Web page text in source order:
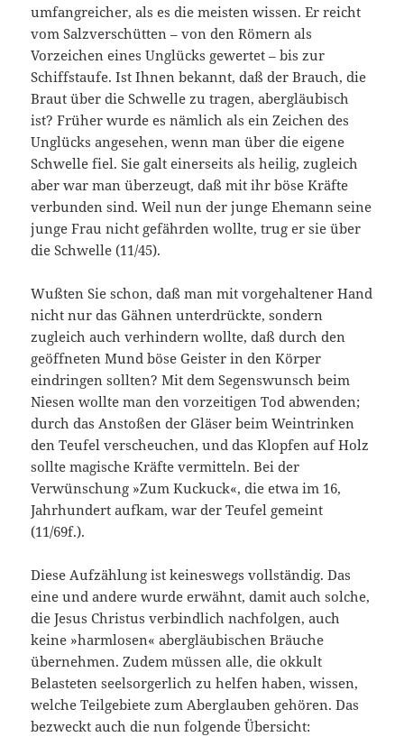
umfangreicher, als es die meisten wissen. Er reicht
vom Salzverschütten – von den Römern als
Vorzeichen eines Unglücks gewertet – bis zur
Schiffstaufe. Ist Ihnen bekannt, daß der Brauch, die
Braut über die Schwelle zu tragen, abergläubisch
ist? Früher wurde es nämlich als ein Zeichen des
Unglücks angesehen, wenn man über die eigene
Schwelle fiel. Sie galt einerseits als heilig, zugleich
aber war man überzeugt, daß mit ihr böse Kräfte
verbunden sind. Weil nun der junge Ehemann seine
junge Frau nicht gefährden wollte, trug er sie über
die Schwelle (11/45).
Wußten Sie schon, daß man mit vorgehaltener Hand
nicht nur das Gähnen unterdrückte, sondern
zugleich auch verhindern wollte, daß durch den
geöffneten Mund böse Geister in den Körper
eindringen sollten? Mit dem Segenswunsch beim
Niesen wollte man den vorzeitigen Tod abwenden;
durch das Anstoßen der Gläser beim Weintrinken
den Teufel verscheuchen, und das Klopfen auf Holz
sollte magische Kräfte vermitteln. Bei der
Verwünschung »Zum Kuckuck«, die etwa im 16,
Jahrhundert aufkam, war der Teufel gemeint
(11/69f.).
Diese Aufzählung ist keineswegs vollständig. Das
eine und andere wurde erwähnt, damit auch solche,
die Jesus Christus verbindlich nachfolgen, auch
keine »harmlosen« abergläubischen Bräuche
übernehmen. Zudem müssen alle, die okkult
Belasteten seelsorgerlich zu helfen haben, wissen,
welche Teilgebiete zum Aberglauben gehören. Das
bezweckt auch die nun folgende Übersicht: